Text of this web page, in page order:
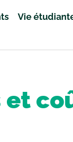
Vie